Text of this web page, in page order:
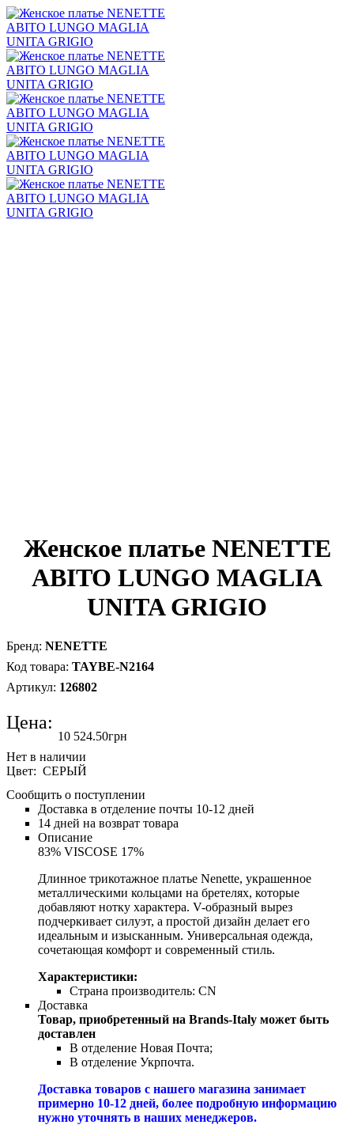
Женское платье NENETTE
ABITO LUNGO MAGLIA
UNITA GRIGIO
NENETTE
TAYBE-N2164
126802
Цена:
10 524.50грн
Цвет: СЕРЫЙ
Сообщить о поступлении
Доставка в отделение почты 10-12 дней
14 дней на возврат товара
Описание
83% VISCOSE 17%
Длинное трикотажное платье Nenette, украшенное
металлическими кольцами на бретелях, которые
добавляют нотку характера. V-образный вырез
подчеркивает силуэт, а простой дизайн делает его
идеальным и изысканным. Универсальная одежда,
сочетающая комфорт и современный стиль.
Характеристики:
Страна производитель: CN
Доставка
Товар, приобретенный на Brands-Italy может быть
доставлен
В отделение Новая Почта;
В отделение Укрпочта.
Доставка товаров с нашего магазина занимает
примерно 10-12 дней, более подробную информацию
нужно уточнять в наших менеджеров.